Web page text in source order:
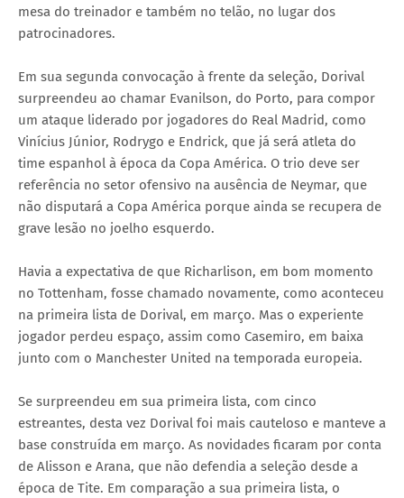
mesa do treinador e também no telão, no lugar dos
patrocinadores.
Em sua segunda convocação à frente da seleção, Dorival
surpreendeu ao chamar Evanilson, do Porto, para compor
um ataque liderado por jogadores do Real Madrid, como
Vinícius Júnior, Rodrygo e Endrick, que já será atleta do
time espanhol à época da Copa América. O trio deve ser
referência no setor ofensivo na ausência de Neymar, que
não disputará a Copa América porque ainda se recupera de
grave lesão no joelho esquerdo.
Havia a expectativa de que Richarlison, em bom momento
no Tottenham, fosse chamado novamente, como aconteceu
na primeira lista de Dorival, em março. Mas o experiente
jogador perdeu espaço, assim como Casemiro, em baixa
junto com o Manchester United na temporada europeia.
Se surpreendeu em sua primeira lista, com cinco
estreantes, desta vez Dorival foi mais cauteloso e manteve a
base construída em março. As novidades ficaram por conta
de Alisson e Arana, que não defendia a seleção desde a
época de Tite. Em comparação a sua primeira lista, o